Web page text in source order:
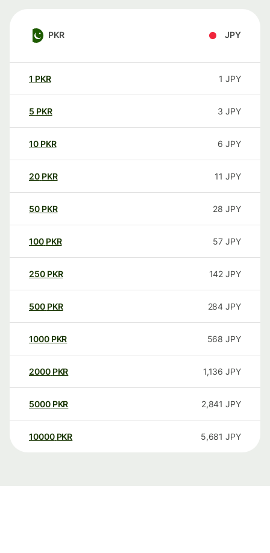
PKR JPY
1 PKR 1 JPY
5 PKR 3 JPY
10 PKR 6 JPY
20 PKR 11 JPY
50 PKR 28 JPY
100 PKR 57 JPY
250 PKR 142 JPY
500 PKR 284 JPY
1000 PKR 568 JPY
2000 PKR 1,136 JPY
5000 PKR 2,841 JPY
10000 PKR 5,681 JPY